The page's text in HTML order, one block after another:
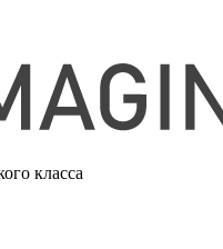
класса